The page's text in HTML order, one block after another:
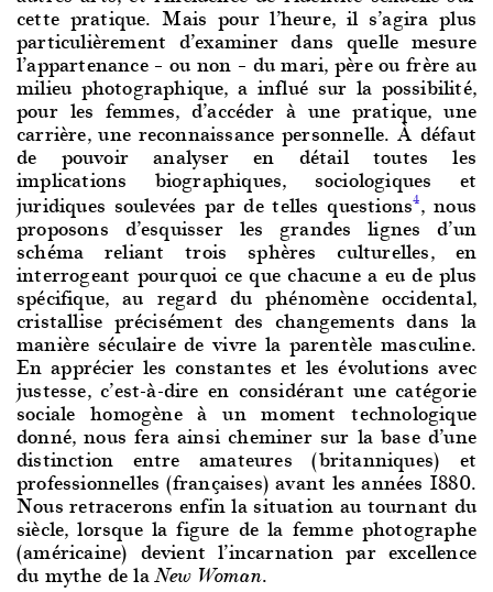
cette pratique. Mais pour l’heure, il s’agira plus
particulièrement d’examiner dans quelle mesure
l’appartenance – ou non – du mari, père ou frère au
milieu photographique, a influé sur la possibilité,
pour les femmes, d’accéder à une pratique, une
carrière, une reconnaissance personnelle. À défaut
de pouvoir analyser en détail toutes les
implications biographiques, sociologiques et
juridiques soulevées par de telles questions4, nous
proposons d’esquisser les grandes lignes d’un
schéma reliant trois sphères culturelles, en
interrogeant pourquoi ce que chacune a eu de plus
spécifique, au regard du phénomène occidental,
cristallise précisément des changements dans la
manière séculaire de vivre la parentèle masculine.
En apprécier les constantes et les évolutions avec
justesse, c’est-à-dire en considérant une catégorie
sociale homogène à un moment technologique
donné, nous fera ainsi cheminer sur la base d’une
distinction entre amateures (britanniques) et
professionnelles (françaises) avant les années 1880.
Nous retracerons enfin la situation au tournant du
siècle, lorsque la figure de la femme photographe
(américaine) devient l’incarnation par excellence
du mythe de laNew Woman.